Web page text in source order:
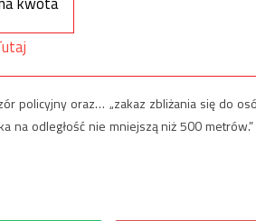
policyjny oraz… „zakaz zbliżania się do
na odległość nie mniejszą niż 500